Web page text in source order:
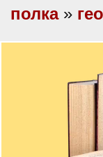
полка»